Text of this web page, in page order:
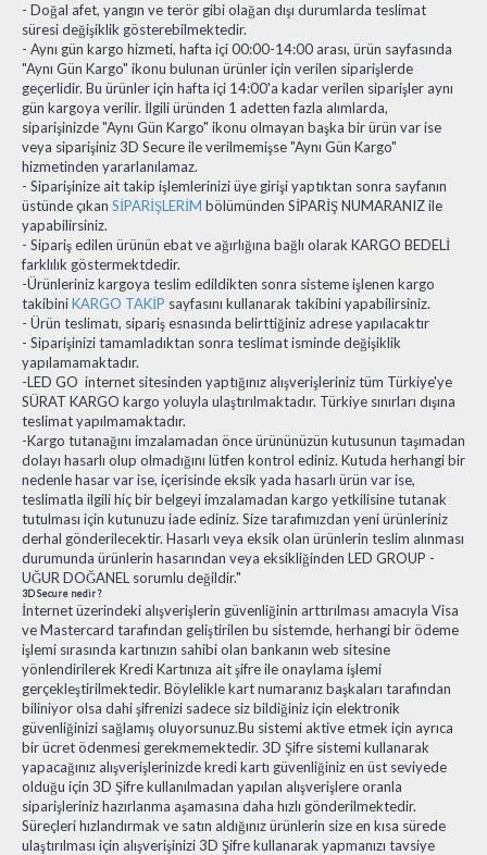
- Doğal afet, yangın ve terör gibi olağan dışı durumlarda teslimat
süresi değişiklik gösterebilmektedir.
- Aynı gün kargo hizmeti, hafta içi 00:00-14:00 arası, ürün sayfasında
"Aynı Gün Kargo" ikonu bulunan ürünler için verilen siparişlerde
geçerlidir. Bu ürünler için hafta içi 14:00'a kadar verilen siparişler aynı
gün kargoya verilir. İlgili üründen 1 adetten fazla alımlarda,
siparişinizde "Aynı Gün Kargo" ikonu olmayan başka bir ürün var ise
veya siparişiniz 3D Secure ile verilmemişse "Aynı Gün Kargo"
hizmetinden yararlanılamaz.
- Siparişinize ait takip işlemlerinizi üye girişi yaptıktan sonra sayfanın
üstünde çıkan SİPARİŞLERİM bölümünden SİPARİŞ NUMARANIZ ile
yapabilirsiniz.
- Sipariş edilen ürünün ebat ve ağırlığına bağlı olarak KARGO BEDELİ
farklılık göstermektdedir.
-Ürünleriniz kargoya teslim edildikten sonra sisteme işlenen kargo
takibiniKARGO TAKİP sayfasını kullanarak takibini yapabilirsiniz.
- Ürün teslimatı, sipariş esnasında belirttiğiniz adrese yapılacaktır
- Siparişinizi tamamladıktan sonra teslimat isminde değişiklik
yapılamamaktadır.
-LED GO internet sitesinden yaptığınız alışverişleriniz tüm Türkiye'ye
SÜRAT KARGO kargo yoluyla ulaştırılmaktadır. Türkiye sınırları dışına
teslimat yapılmamaktadır.
-Kargo tutanağını imzalamadan önce ürününüzün kutusunun taşımadan
dolayı hasarlı olup olmadığını lütfen kontrol ediniz. Kutuda herhangi bir
nedenle hasar var ise, içerisinde eksik yada hasarlı ürün var ise,
teslimatla ilgili hiç bir belgeyi imzalamadan kargo yetkilisine tutanak
tutulması için kutunuzu iade ediniz. Size tarafımızdan yeni ürünleriniz
derhal gönderilecektir. Hasarlı veya eksik olan ürünlerin teslim alınması
durumunda ürünlerin hasarından veya eksikliğinden LED GROUP -
UĞUR DOĞANEL sorumlu değildir."
3D Secure nedir ?
İnternet üzerindeki alışverişlerin güvenliğinin arttırılması amacıyla Visa
ve Mastercard tarafından geliştirilen bu sistemde, herhangi bir ödeme
işlemi sırasında kartınızın sahibi olan bankanın web sitesine
yönlendirilerek Kredi Kartınıza ait şifre ile onaylama işlemi
gerçekleştirilmektedir. Böylelikle kart numaranız başkaları tarafından
biliniyor olsa dahi şifrenizi sadece siz bildiğiniz için elektronik
güvenliğinizi sağlamış oluyorsunuz.Bu sistemi aktive etmek için ayrıca
bir ücret ödenmesi gerekmemektedir. 3D Şifre sistemi kullanarak
yapacağınız alışverişlerinizde kredi kartı güvenliğiniz en üst seviyede
olduğu için 3D Şifre kullanılmadan yapılan alışverişlere oranla
siparişleriniz hazırlanma aşamasına daha hızlı gönderilmektedir.
Süreçleri hızlandırmak ve satın aldığınız ürünlerin size en kısa sürede
ulaştırılması için alışverişinizi 3D Şifre kullanarak yapmanızı tavsiye